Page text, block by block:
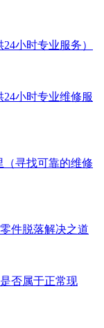
小时专业服务）
小时专业维修服
（寻找可靠的维修
件脱落解决之道
否属于正常现